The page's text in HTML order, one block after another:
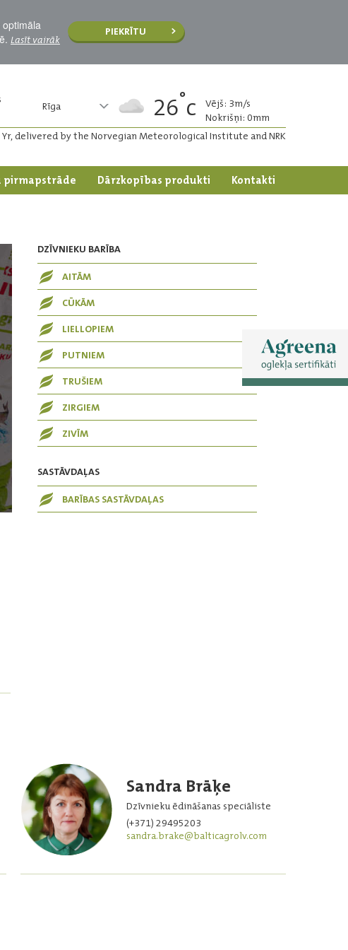
Lasīt vairāk
PIEKRĪTU
Rīga 26°c
Vējš: 3m/s
Nokrišņi: 0mm
delivered by the Norvegian Meteorological Institute and NRK
pirmapstrāde Dārzkopības produkti Kontakti
DZĪVNIEKU BARĪBA
AITĀM
CŪKĀM
LIELLOPIEM
PUTNIEM
TRUŠIEM
ZIRGIEM
ZIVĪM
SASTĀVDAĻAS
BARĪBAS SASTĀVDAĻAS
Sandra Brāķe
Dzīvnieku ēdināšanas speciāliste
(+371) 29495203
sandra.brake@balticagrolv.com